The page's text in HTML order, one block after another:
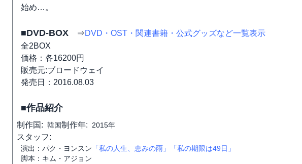
始め…。
■DVD-BOX ⇒DVD・OST・関連書籍・公式グッズなど一覧表示
全2BOX
価格：各16200円
販売元:ブロードウェイ
発売日：2016.08.03
■作品紹介
制作国: 韓国制作年: 2015年
スタッフ:
演出：パク・ヨンスン 「私の人生、恵みの雨」
「私の期限は49日」
脚本：キム・アジョン